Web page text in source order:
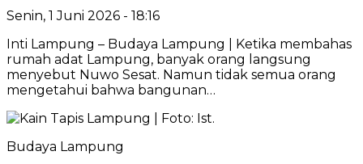
Senin, 1 Juni 2026 - 18:16
Inti Lampung – Budaya Lampung | Ketika membahas
rumah adat Lampung, banyak orang langsung
menyebut Nuwo Sesat. Namun tidak semua orang
mengetahui bahwa bangunan…
Budaya Lampung